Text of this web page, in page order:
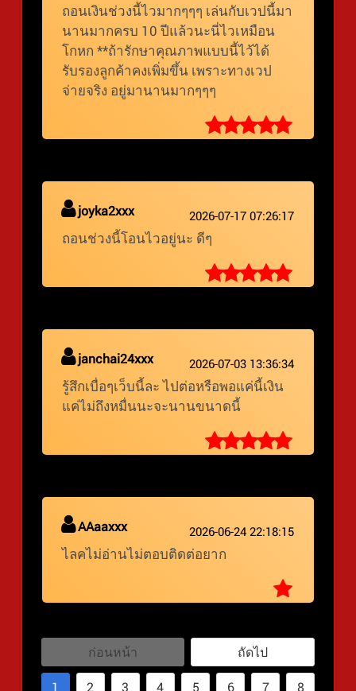
ถอนเงินช่วงนี้ไวมากๆๆๆ เล่นกับเวปนี้มา
นานมากครบ 10 ปีแล้วนะนี่ไวเหมือน
โกหก **ถ้ารักษาคุณภาพแบบนี้ไว้ได้
รับรองลูกค้าคงเพิ่มขึ้น เพราะทางเวป
จ่ายจริง อยู่มานานมากๆๆๆ
joyka2xxx 2026-07-17 07:26:17
ถอนช่วงนี้โอนไวอยู่นะ ดีๆ
janchai24xxx 2026-07-03 13:36:34
รู้สึกเบื่อๆเว็บนี้ละ ไปต่อหรือพอแค่นี้เงิน
แค่ไม่ถึงหมื่นนะจะนานขนาดนี้
AAaaxxx 2026-06-24 22:18:15
ไลคไม่อ่านไม่ตอบติดต่อยาก
ก่อนหน้า ถัดไป
1 2 3 4 5 6 7 8